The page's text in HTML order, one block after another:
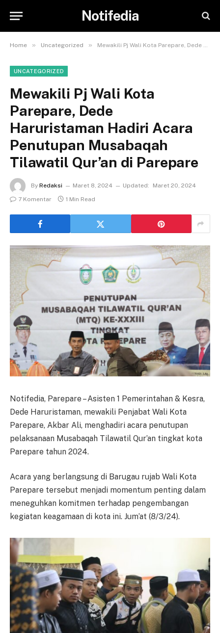
Notifedia
Home » Uncategorized » Mewakili Pj Wali Kota Parepare, Dede Haruristaman Hadiri Acara Penutupan Musabaqah Tilawatil Qur’an di Parepare
UNCATEGORIZED
Mewakili Pj Wali Kota
Parepare, Dede
Haruristaman Hadiri Acara
Penutupan Musabaqah
Tilawatil Qur’an di Parepare
By Redaksi Maret 8, 2024 Updated:
Maret 20, 2024
7 Komentar
1 Min Read
Notifedia, Parepare – Asisten 1 Pemerintahan & Kesra,
Dede Haruristaman, mewakili Penjabat Wali Kota
Parepare, Akbar Ali, menghadiri acara penutupan
pelaksanaan Musabaqah Tilawatil Qur’an tingkat kota
Parepare tahun 2024.
Acara yang berlangsung di Barugau rujab Wali Kota
Parepare tersebut menjadi momentum penting dalam
meneguhkan komitmen terhadap pengembangan
kegiatan keagamaan di kota ini. Jum’at (8/3/24).